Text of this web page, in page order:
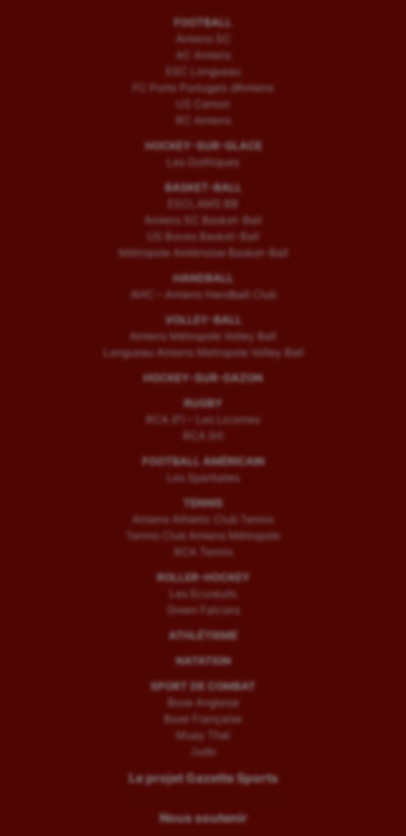
FOOTBALL
Amiens SC
AC Amiens
ESC Longueau
FC Porto Portugais d’Amiens
US Camon
RC Amiens
HOCKEY-SUR-GLACE
Les Gothiques
BASKET-BALL
ESCLAMS BB
Amiens SC Basket-Ball
US Boves Basket-Ball
Métropole Amiénoise Basket-Ball
HANDBALL
AHC – Amiens Handball Club
VOLLEY-BALL
Amiens Métropole Volley Ball
Longueau Amiens Metropole Volley Ball
HOCKEY-SUR-GAZON
RUGBY
RCA (F) – Les Licornes
RCA (H)
FOOTBALL AMÉRICAIN
Les Spartiates
TENNIS
Amiens Athletic Club Tennis
Tennis Club Amiens Métropole
RCA Tennis
ROLLER-HOCKEY
Les Ecureuils
Green Falcons
ATHLÉTISME
NATATION
SPORT DE COMBAT
Boxe Anglaise
Boxe Française
Muay Thaï
Judo
Le projet Gazette Sports
Nous soutenir